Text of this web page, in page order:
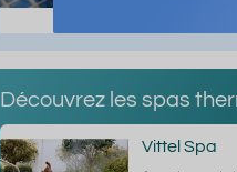
Découvrez les spas
Vittel Spa